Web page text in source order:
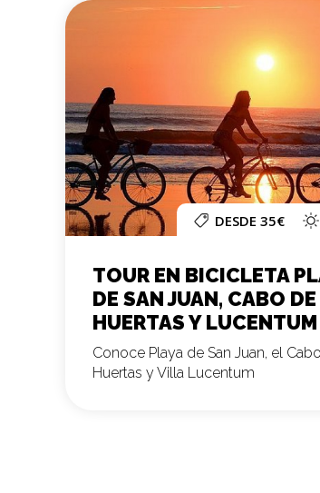
DESDE 35€
TOUR EN BICICLETA
DE SAN JUAN, CABO
HUERTAS Y LUCENTUM
Conoce Playa de San Juan, el
Huertas y Villa Lucentum